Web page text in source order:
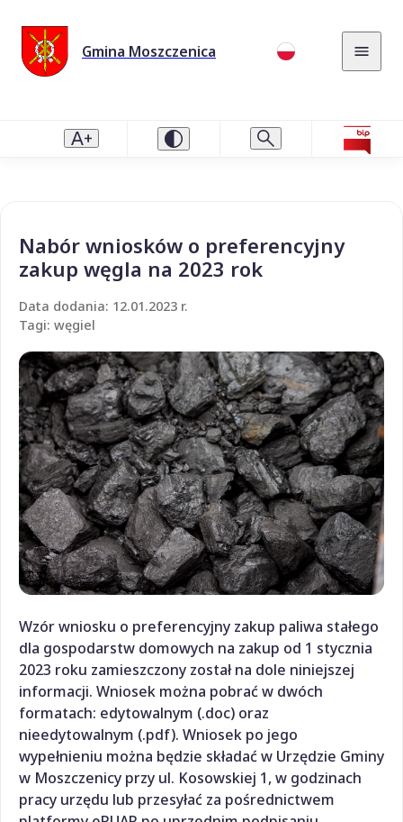
Gmina Moszczenica
Nabór wniosków o preferencyjny
zakup węgla na 2023 rok
Data dodania: 12.01.2023 r.
Tagi: węgiel
Wzór wniosku o preferencyjny zakup paliwa stałego
dla gospodarstw domowych na zakup od 1 stycznia
2023 roku zamieszczony został na dole niniejszej
informacji. Wniosek można pobrać w dwóch
formatach: edytowalnym (.doc) oraz
nieedytowalnym (.pdf). Wniosek po jego
wypełnieniu można będzie składać w Urzędzie Gminy
w Moszczenicy przy ul. Kosowskiej 1, w godzinach
pracy urzędu lub przesyłać za pośrednictwem